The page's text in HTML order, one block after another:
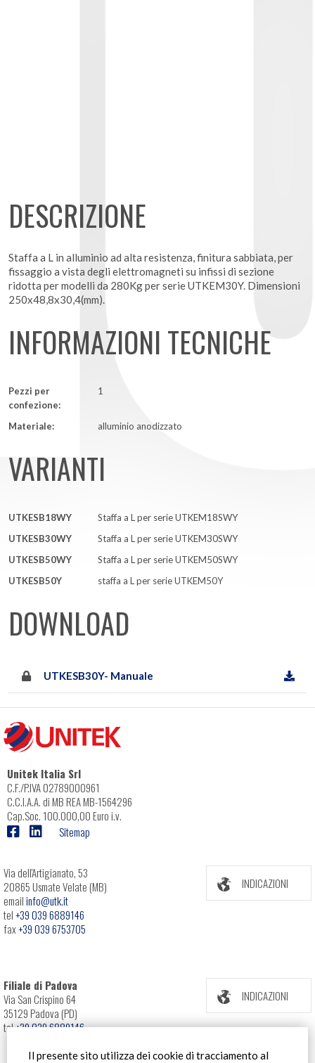
Il presente sito utilizza dei cookie di tracciamento al
DESCRIZIONE
Staffa a L in alluminio ad alta resistenza, finitura sabbiata, per
fissaggio a vista degli elettromagneti su infissi di sezione
ridotta per modelli da 280Kg per serie UTKEM30Y. Dimensioni
250x48,8x30,4(mm).
INFORMAZIONI TECNICHE
Pezzi per
confezione:
1
Materiale: alluminio anodizzato
VARIANTI
UTKESB18WY
Staffa a L per serie UTKEM18SWY
UTKESB30WY
Staffa a L per serie UTKEM30SWY
UTKESB50WY
Staffa a L per serie UTKEM50SWY
UTKESB50Y
staffa a L per serie UTKEM50Y
DOWNLOAD
UTKESB30Y- Manuale
Unitek Italia Srl
C.F./P.IVA 02789000961
C.C.I.A.A. di MB REA MB-1564296
Cap.Soc. 100.000,00 Euro i.v.
Sitemap
Via dell'Artigianato, 53
20865 Usmate Velate (MB)
emailinfo@utk.it
tel+39 039 6889146
fax+39 039 6753705
INDICAZIONI
Filiale di Padova
Via San Crispino 64
35129 Padova (PD)
tel+39 039 6889146
INDICAZIONI